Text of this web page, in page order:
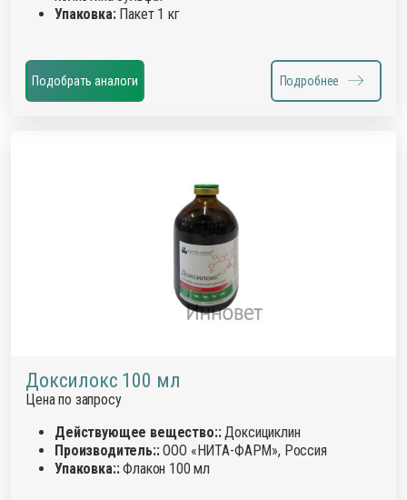
Упаковка:Пакет 1 кг
Подобрать аналоги Подробнее
Доксилокс 100 мл
Цена по запросу
Действующее вещество::Доксициклин
Производитель::ООО «НИТА-ФАРМ», Россия
Упаковка::Флакон 100 мл